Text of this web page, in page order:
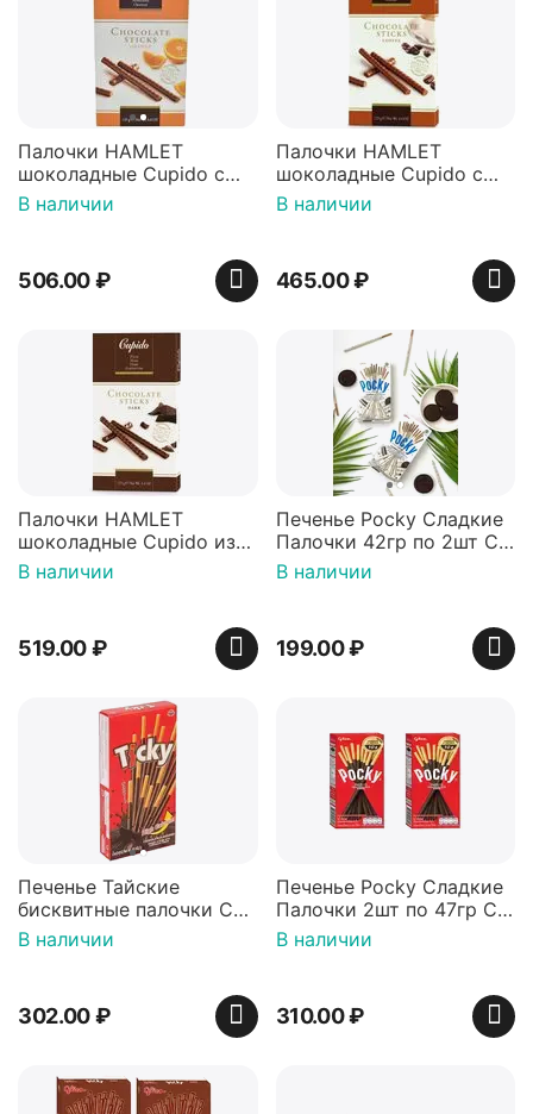
Палочки HAMLET
шоколадные Cupido с
апельсином 125г
В наличии
506.00₽
Палочки HAMLET
шоколадные Cupido с
кофе 125г
В наличии
465.00₽
Палочки HAMLET
шоколадные Cupido из
темного шоколада 125г
В наличии
519.00₽
Печенье Pocky Сладкие
Палочки 42гр по 2шт Со
Вкусом Орео / Печенье
Поки Таиланд
В наличии
199.00₽
Печенье Тайские
бисквитные палочки С
ШОКОЛАДНЫМ КРЕМОМ
Ticky, Unifirms, 40г
В наличии
302.00₽
Печенье Pocky Сладкие
Палочки 2шт по 47гр Со
Вкусом Шоколада
В наличии
310.00₽